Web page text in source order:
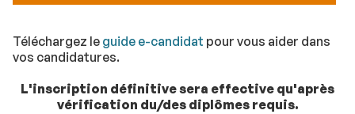
Téléchargez le guide e-candidat pour vous aider dans
vos candidatures.
L'inscription définitive sera effective qu'après
vérification du/des diplômes requis.